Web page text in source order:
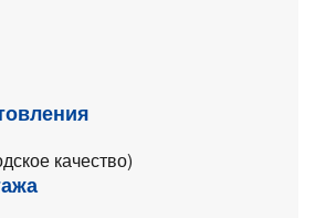
качество)